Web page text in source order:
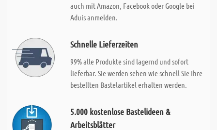
auch mit Amazon, Facebook oder Google bei
Aduis anmelden.
Schnelle Lieferzeiten
99% alle Produkte sind lagernd und sofort
lieferbar. Sie werden sehen wie schnell Sie Ihre
bestellten Bastelartikel erhalten werden.
5.000 kostenlose Bastelideen &
Arbeitsblätter